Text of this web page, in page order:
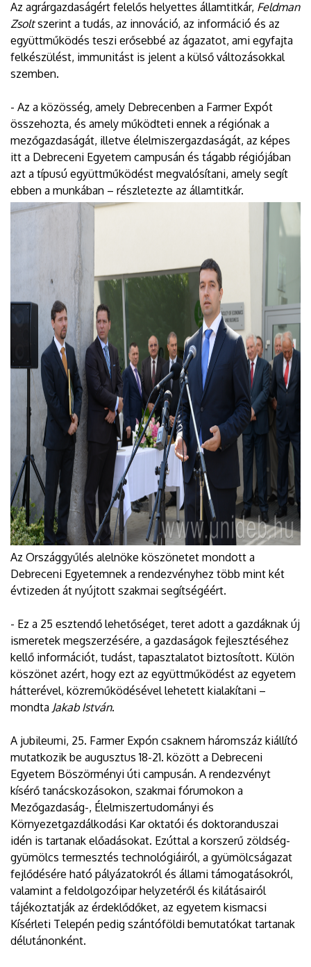
Az agrárgazdaságért felelős helyettes államtitkár, Feldman
Zsoltszerint a tudás, az innováció, az információ és az
együttműködés teszi erősebbé az ágazatot, ami egyfajta
felkészülést, immunitást is jelent a külső változásokkal
szemben.
- Az a közösség, amely Debrecenben a Farmer Expót
összehozta, és amely működteti ennek a régiónak a
mezőgazdaságát, illetve élelmiszergazdaságát, az képes
itt a Debreceni Egyetem campusán és tágabb régiójában
azt a típusú együttműködést megvalósítani, amely segít
ebben a munkában – részletezte az államtitkár.
Az Országgyűlés alelnöke köszönetet mondott a
Debreceni Egyetemnek a rendezvényhez több mint két
évtizeden át nyújtott szakmai segítségéért.
- Ez a 25 esztendő lehetőséget, teret adott a gazdáknak új
ismeretek megszerzésére, a gazdaságok fejlesztéséhez
kellő információt, tudást, tapasztalatot biztosított. Külön
köszönet azért, hogy ezt az együttműködést az egyetem
hátterével, közreműködésével lehetett kialakítani –
mondta Jakab István.
A jubileumi, 25. Farmer Expón csaknem háromszáz kiállító
mutatkozik be augusztus 18-21. között a Debreceni
Egyetem Böszörményi úti campusán. A rendezvényt
kísérő tanácskozásokon, szakmai fórumokon a
Mezőgazdaság-, Élelmiszertudományi és
Környezetgazdálkodási Kar oktatói és doktoranduszai
idén is tartanak előadásokat. Ezúttal a korszerű zöldség-
gyümölcs termesztés technológiáiról, a gyümölcságazat
fejlődésére ható pályázatokról és állami támogatásokról,
valamint a feldolgozóipar helyzetéről és kilátásairól
tájékoztatják az érdeklődőket, az egyetem kismacsi
Kísérleti Telepén pedig szántóföldi bemutatókat tartanak
délutánonként.